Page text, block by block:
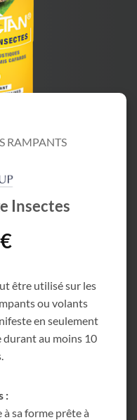
RAMPANTS
Insectes
€
être utilisé sur les
ou volants
en seulement
au moins 10
:
sa forme prête à